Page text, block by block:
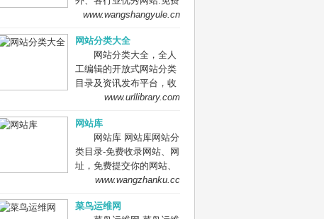
收录网站、网址，免费提
www.wangshangyule.cn
网站分类大全
网站分类大全，全人
工编辑的开放式网站分类
目录及资讯发布平台，收
录国内外、各行业优秀网
分类目录网站检索、优秀
网站目录参考、网站优化
推广及互联网资讯服务。
www.urllibrary.com
网站库
网站库 网站库网站分
类目录-免费收录网站、网
址，免费提交你的网站、
网址到网站库,网站免费收
口,网站网址大全，
www.wangzhanku.cc
菜鸟运维网